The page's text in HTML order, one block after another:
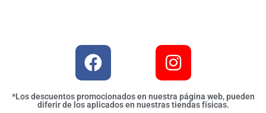
*Los descuentos promocionados en nuestra página web, pueden
diferir de los aplicados en nuestras tiendas físicas.